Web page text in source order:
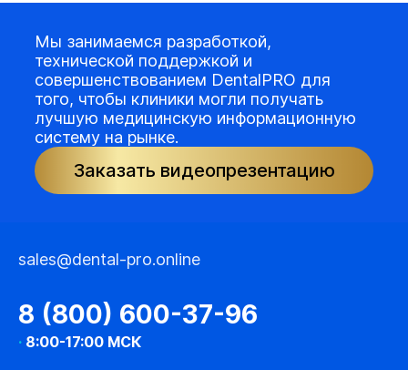
Мы занимаемся разработкой,
технической поддержкой и
совершенствованием DentalPRO для
того, чтобы клиники могли получать
лучшую медицинскую информационную
систему на рынке.
Заказать видеопрезентацию
sales@dental-pro.online
8 (800) 600-37-96
· 8:00-17:00 МСК